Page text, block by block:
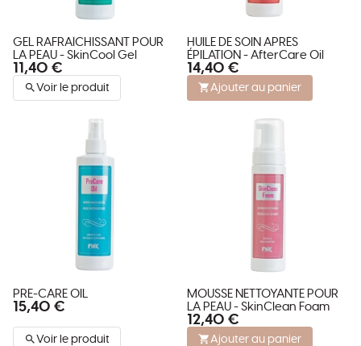
GEL RAFRAÎCHISSANT POUR
LA PEAU - SkinCool Gel
11,40 €
Voir le produit
HUILE DE SOIN APRÈS
ÉPILATION - AfterCare Oil
14,40 €
Ajouter au panier
PRE-CARE OIL
15,40 €
Voir le produit
MOUSSE NETTOYANTE POUR
LA PEAU - SkinClean Foam
12,40 €
Ajouter au panier